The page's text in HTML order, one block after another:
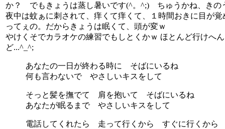
か？ でもきょうは蒸し暑いです(^。^;) ちゅうかね、きの
夜中は蚊ぁに刺されて、痒くて痒くて、１時間おきに目が覚
ってぇの。だからきょうは眠くて、頭が変ｗ
やけくそでカラオケの練習でもしとくかｗ ほとんど行けへ
ど...^_^;
あなたの一日が終わる時に そばにいるね
何も言わないで やさしいキスをして
そっと髪を撫でて 肩を抱いて そばにいるね
あなたが眠るまで やさしいキスをして
電話してくれたら 走って行くから すぐに行くから